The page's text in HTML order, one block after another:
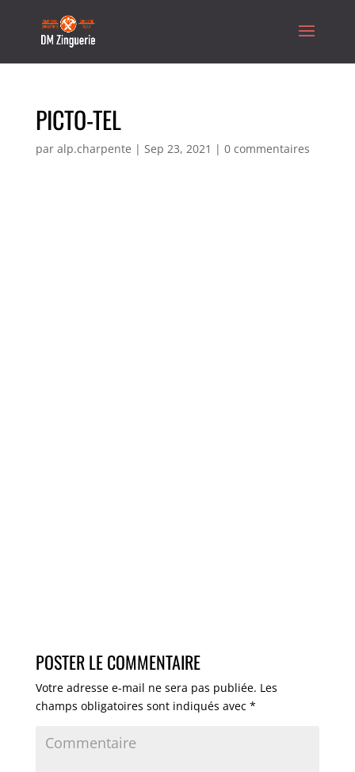
PICTO-TEL
par alp.charpente | Sep 23, 2021 | 0 commentaires
POSTER LE COMMENTAIRE
Votre adresse e-mail ne sera pas publiée. Les
champs obligatoires sont indiqués avec *